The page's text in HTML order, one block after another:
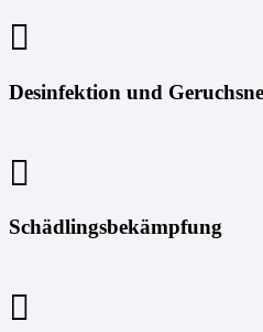
Desinfektion und
Schädlingsbekämpfung